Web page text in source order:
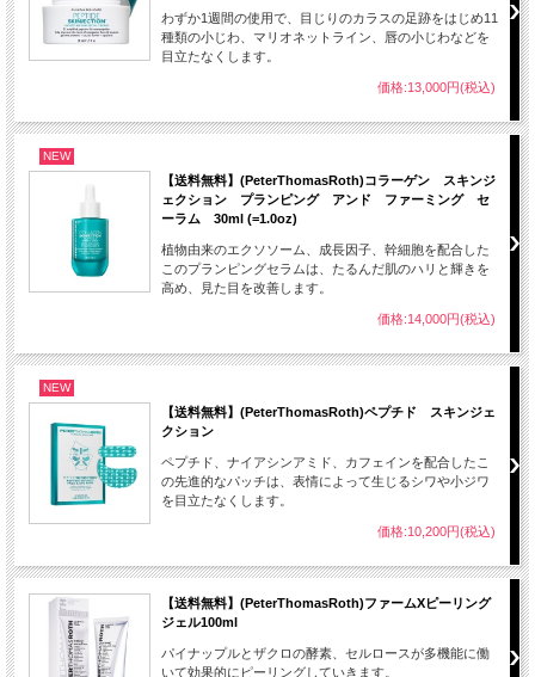
わずか1週間の使用で、目じりのカラスの足跡をはじめ11
種類の小じわ、マリオネットライン、唇の小じわなどを
目立たなくします。
価格:13,000円(税込)
NEW
【送料無料】(PeterThomasRoth)コラーゲン スキンジ
ェクション プランピング アンド ファーミング セ
ーラム 30ml (=1.0oz)
植物由来のエクソソーム、成長因子、幹細胞を配合した
このプランピングセラムは、たるんだ肌のハリと輝きを
高め、見た目を改善します。
価格:14,000円(税込)
NEW
【送料無料】(PeterThomasRoth)ペプチド スキンジェ
クション
ペプチド、ナイアシンアミド、カフェインを配合したこ
の先進的なパッチは、表情によって生じるシワや小ジワ
を目立たなくします。
価格:10,200円(税込)
【送料無料】(PeterThomasRoth)ファームXピーリング
ジェル100ml
パイナップルとザクロの酵素、セルロースが多機能に働
いて効果的にピーリングしていきます。